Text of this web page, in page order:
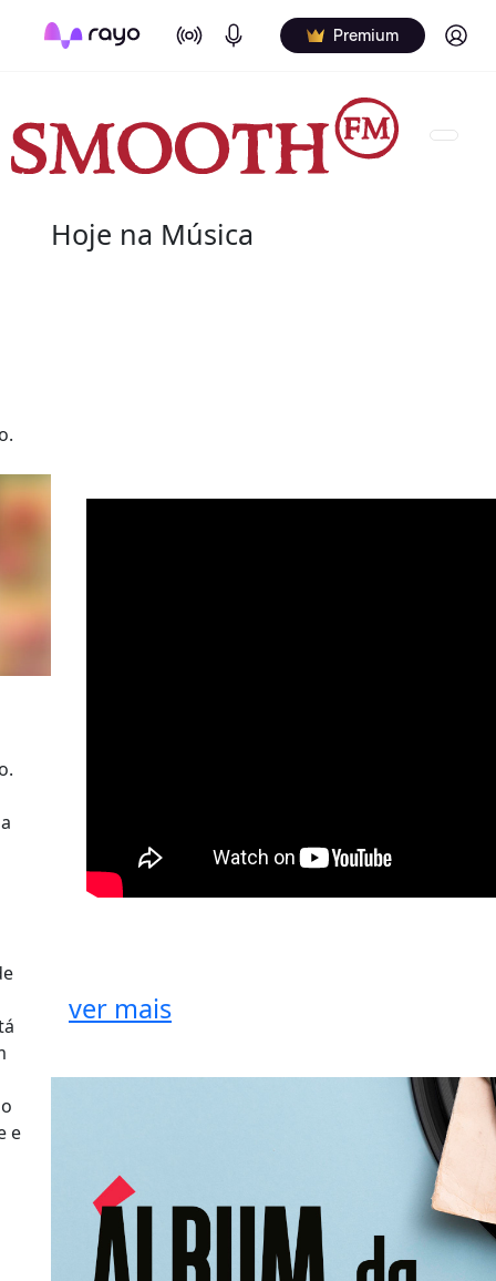
On Air Podcasts Premium Log in
e
Hoje na Música
ver mais